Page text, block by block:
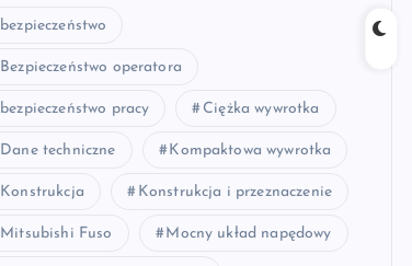
bezpieczeństwo
Bezpieczeństwo operatora
bezpieczeństwo pracy Ciężka wywrotka
Dane techniczne Kompaktowa wywrotka
Konstrukcja Konstrukcja i przeznaczenie
Mitsubishi Fuso Mocny układ napędowy